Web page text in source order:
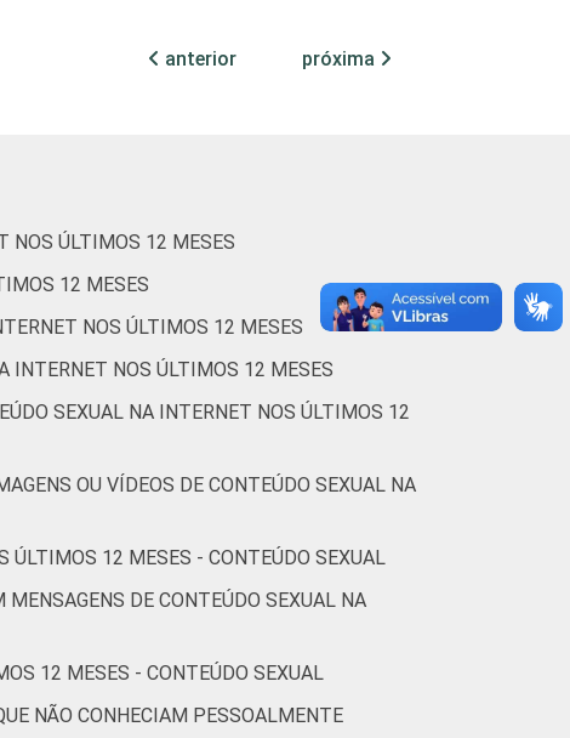
1 80
2 80 4 7
- - - -
1 85 6 5
2 68 5
anterior próxima
NOS ÚLTIMOS 12 MESES
12 MESES
NOS ÚLTIMOS 12 MESES
INTERNET NOS ÚLTIMOS 12 MESES
SEXUAL NA INTERNET NOS ÚLTIMOS 12
OU VÍDEOS DE CONTEÚDO SEXUAL NA
ÚLTIMOS 12 MESES - CONTEÚDO SEXUAL
DE CONTEÚDO SEXUAL NA
12 MESES - CONTEÚDO SEXUAL
NÃO CONHECIAM PESSOALMENTE